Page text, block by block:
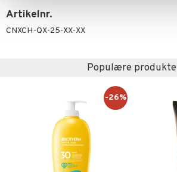
Artikelnr.
CNXCH-QX-25-XX-XX
Populære
-26%